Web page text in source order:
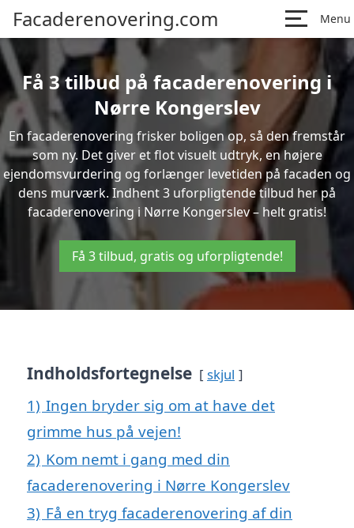
Facaderenovering.com Menu
Få 3 tilbud på facaderenovering i
Nørre Kongerslev
En facaderenovering frisker boligen op, så den fremstår
som ny. Det giver et flot visuelt udtryk, en højere
ejendomsvurdering og forlænger levetiden på facaden og
dens murværk. Indhent 3 uforpligtende tilbud her på
facaderenovering i Nørre Kongerslev – helt gratis!
Få 3 tilbud, gratis og uforpligtende!
Indholdsfortegnelse skjul
1) Ingen bryder sig om at have det
grimme hus på vejen!
2) Kom nemt i gang med din
facaderenovering i Nørre Kongerslev
3) Få en tryg facaderenovering af din